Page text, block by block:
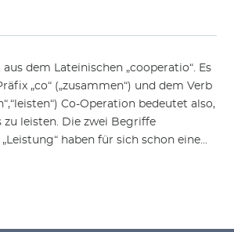
dem Lateinischen „cooperatio“. Es
„co“ („zusammen“) und dem Verb
Co-Operation bedeutet also,
leisten. Die zwei Begriffe
haben für sich schon eine...